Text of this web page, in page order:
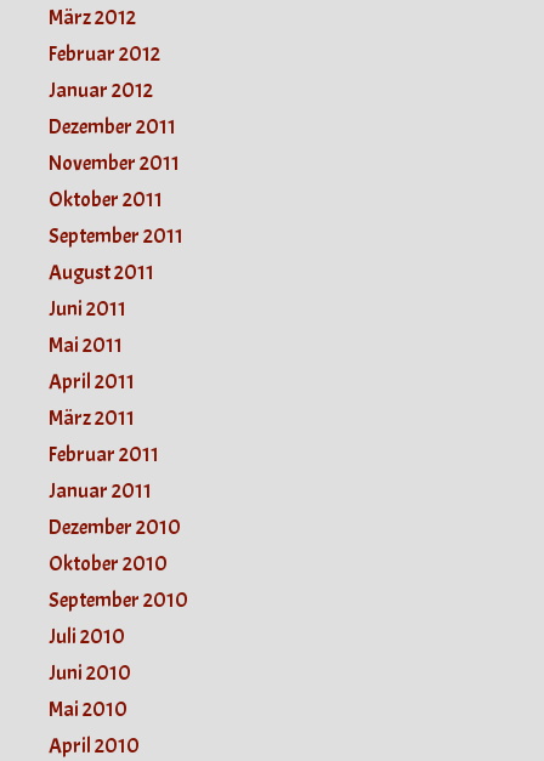
März 2012
Februar 2012
Januar 2012
Dezember 2011
November 2011
Oktober 2011
September 2011
August 2011
Juni 2011
Mai 2011
April 2011
März 2011
Februar 2011
Januar 2011
Dezember 2010
Oktober 2010
September 2010
Juli 2010
Juni 2010
Mai 2010
April 2010